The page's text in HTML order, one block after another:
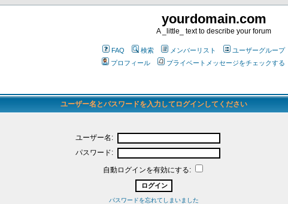
yourdomain.com
A _little_ text to describe your forum
FAQ 検索 メンバーリスト ユーザーグループ
プロフィール
プライベートメッセージをチェックする
ユーザー名とパスワードを入力してログインしてください
ユーザー名:
パスワード:
自動ログインを有効にする:
パスワードを忘れてしまいました